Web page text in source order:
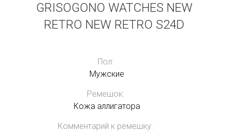
GRISOGONO WATCHES NEW
RETRO NEW RETRO S24D
Пол:
Мужские
Ремешок:
Кожа аллигатора
Комментарий к ремешку: